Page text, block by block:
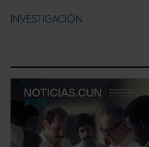
INVESTIGACIÓN